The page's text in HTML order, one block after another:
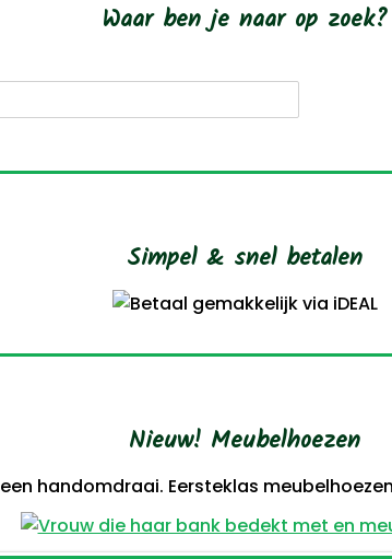
Waar ben je naar op zoek?
Simpel & snel betalen
Nieuw! Meubelhoezen
handomdraai. Eersteklas